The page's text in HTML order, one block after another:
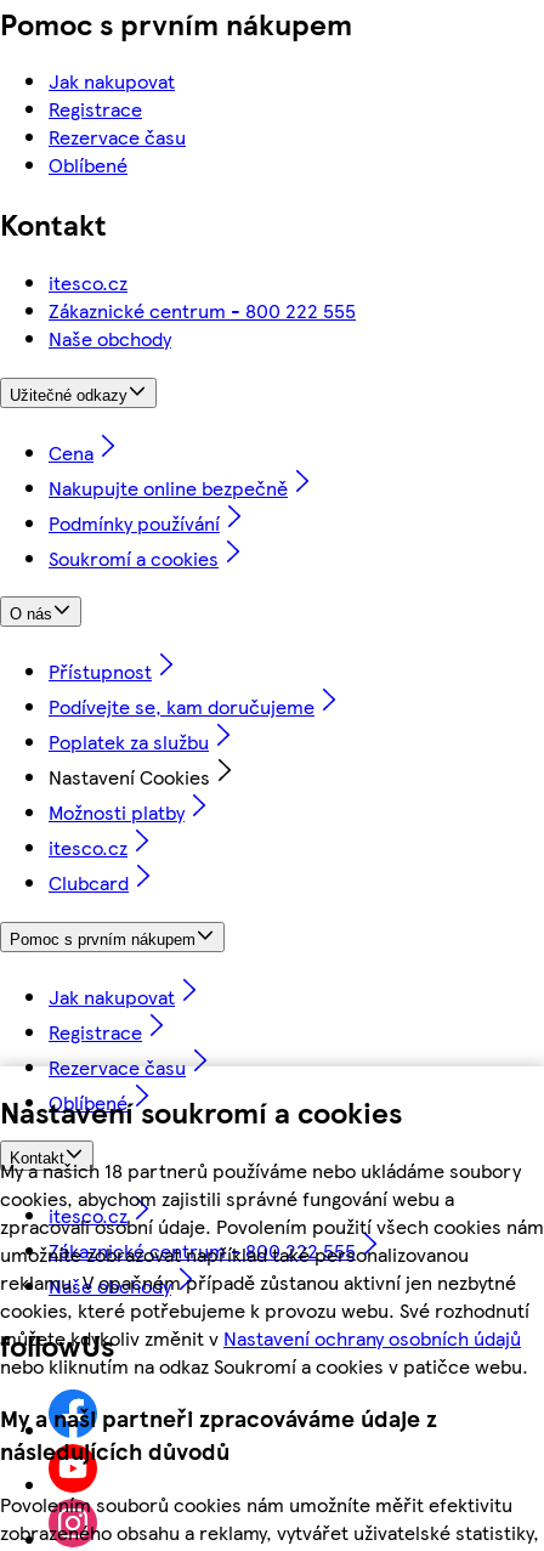
Nastavení soukromí a cookies
My a našich 18 partnerů používáme nebo ukládáme soubory
cookies, abychom zajistili správné fungování webu a
zpracovali osobní údaje. Povolením použití všech cookies nám
umožníte zobrazovat například také personalizovanou
reklamu. V opačném případě zůstanou aktivní jen nezbytné
cookies, které potřebujeme k provozu webu. Své rozhodnutí
můžete kdykoliv změnit v Nastavení ochrany osobních údajů
nebo kliknutím na odkaz Soukromí a cookies v patičce webu.
My a naši partneři zpracováváme údaje z
následujících důvodů
Povolením souborů cookies nám umožníte měřit efektivitu
zobrazeného obsahu a reklamy, vytvářet uživatelské statistiky,
Pomoc s prvním nákupem
Jak nakupovat
Registrace
Rezervace času
Oblíbené
Kontakt
itesco.cz
Zákaznické centrum - 800 222 555
Naše obchody
Užitečné odkazy
Cena
Nakupujte online bezpečně
Podmínky používání
Soukromí a cookies
O nás
Přístupnost
Podívejte se, kam doručujeme
Poplatek za službu
Nastavení Cookies
Možnosti platby
itesco.cz
Clubcard
Pomoc s prvním nákupem
Jak nakupovat
Registrace
Rezervace času
Oblíbené
Kontakt
itesco.cz
Zákaznické centrum - 800 222 555
Naše obchody
followUs